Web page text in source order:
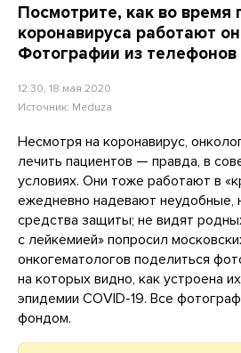
Посмотрите, как во время
коронавируса работают
Фотографии из
12:30, 18 мая 2020
Источник: Meduza
Несмотря на коронавирус,
лечить пациентов — правда, в
условиях. Они тоже работают в
ежедневно надевают неудобные,
средства защиты; не видят
с лейкемией» попросил
онкогематологов поделиться
на которых видно, как устроена
эпидемии COVID-19. Все
фондом.